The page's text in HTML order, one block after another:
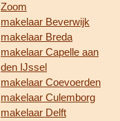
Zoom
makelaar Beverwijk
makelaar Breda
makelaar Capelle aan
den IJssel
makelaar Coevoerden
makelaar Culemborg
makelaar Delft